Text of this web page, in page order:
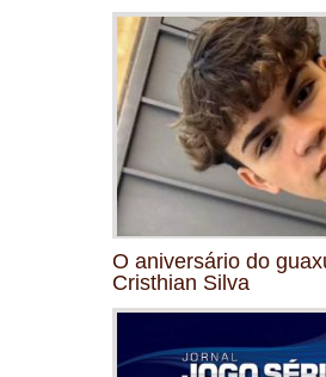
O aniversário do
Cristhian Silva